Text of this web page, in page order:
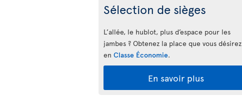
Sélection de sièges
L’allée, le hublot, plus d’espace pour les
jambes ? Obtenez la place que vous désirez
en Classe Économie.
En savoir plus